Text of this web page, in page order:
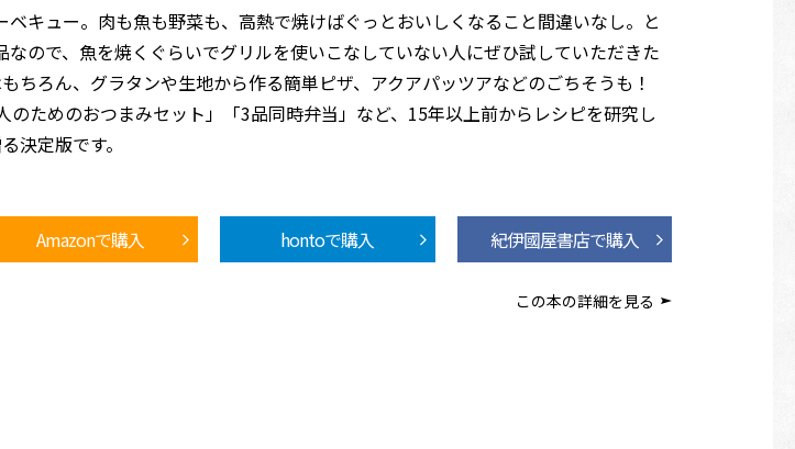
キュー。肉も魚も野菜も、高熱で焼けばぐっとおいしくなること間違いなし。と
なので、魚を焼くぐらいでグリルを使いこなしていない人にぜひ試していただきた
ちろん、グラタンや生地から作る簡単ピザ、アクアパッツアなどのごちそうも！
のためのおつまみセット」「3品同時弁当」など、15年以上前からレシピを研究し
決定版です。
Amazonで購入 hontoで購入 紀伊國屋書店で購入
この本の詳細を見る